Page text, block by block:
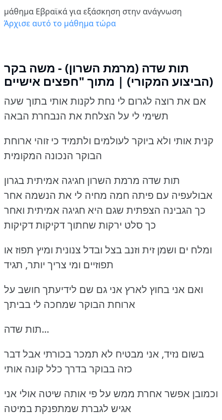
μάθημα Εβραϊκά για εξάσκηση στην ανάγνωση
Άρχισε αυτό το μάθημα τώρα
תות שדה (מרמת השרון) - משה בקר
(הביצוע המקורי) | מתוך "חפצים אישיים
אם את רוצה לגרום לי נחת לקנות אותי בתוך שעה
תשימי לי על הצלחת את הנבחרת הבאה
קנית אותי ולא ביוקר לעולמים ולתמיד כי זוהי ארוחת
הבוקר הנכונה המקומית
תות שדה מרמת השרון חגיגה אמיתית בגרון
אבולעפיה עם פיתה חמה מחיה לי את הנשמה אחר
כך הגבינה הצפתית שגם היא חגיגה אמיתית ואחר
כך סלט ירקות שחתוך דקיקות דקיקות
ומלח ים ושמן זית וזנב בצל ובדל צנונית ומיץ תפוז או
תפוזיים ומי צריך יותר, תגיד
ואם אני בחוץ לארץ אני גם שם לידיעתך חושב על
ארוחת הבוקר שמחכה לי בביתך
תות שדה...
בשום נזיד, אני מבטיח לא תמכר בכורתי אבל דבר
כזה בבוקר בדרך כלל קונה אותי
וכמובן אפשר אחרת ממש על פי אותה שיטה אולי אני
אגיש לגברת שמתפנקת במיטה